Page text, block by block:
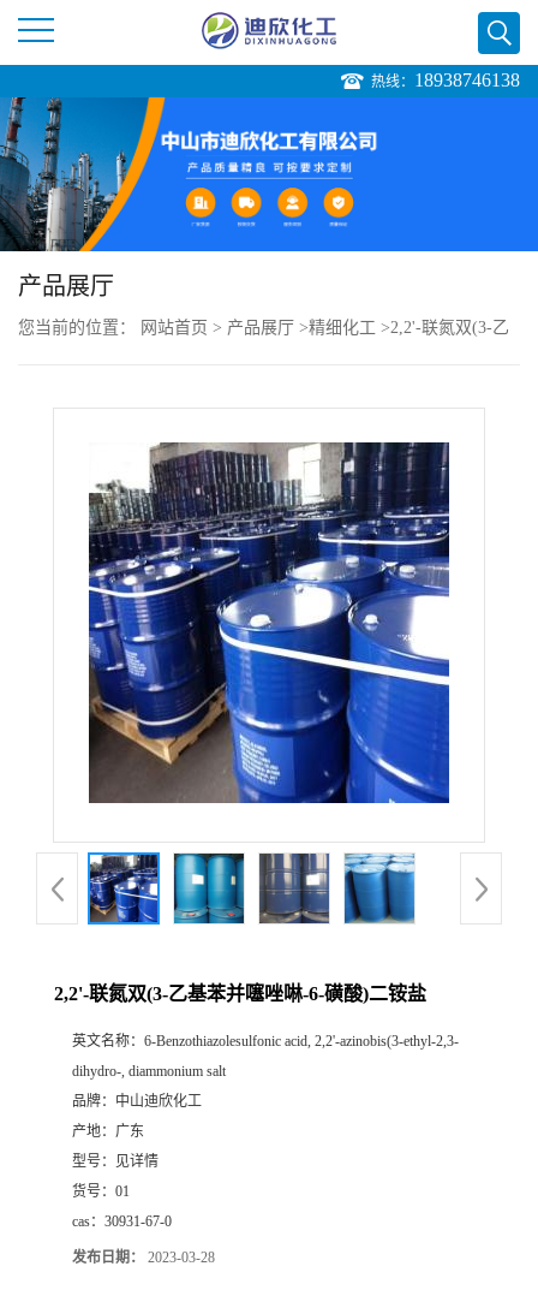
司
首
页
公
厅
热线： 18938746138
产品展厅
您当前的位置： 网站首页 > 产品展厅 >精细化工 >2,2'-联氮双(3-乙
2,2'-联氮双(3-乙基苯并噻唑啉-6-磺酸)二铵盐
英文名称： 6-Benzothiazolesulfonic acid, 2,2'-azinobis(3-ethyl-2,3-
dihydro-, diammonium salt
品牌： 中山迪欣化工
产地： 广东
型号：
见详情
货号： 01
cas： 30931-67-0
发布日期： 2023-03-28